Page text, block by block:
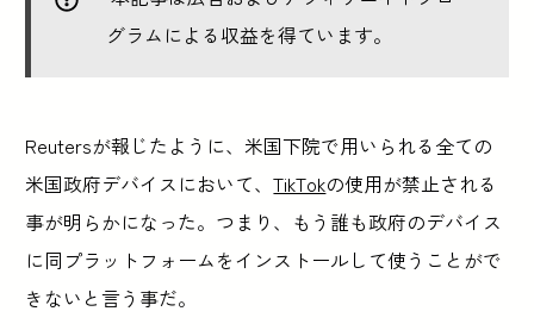
グラムによる収益を得ています。
Reutersが報じたように、米国下院で用いられる全ての
米国政府デバイスにおいて、TikTokの使用が禁止される
事が明らかになった。つまり、もう誰も政府のデバイス
に同プラットフォームをインストールして使うことがで
きないと言う事だ。